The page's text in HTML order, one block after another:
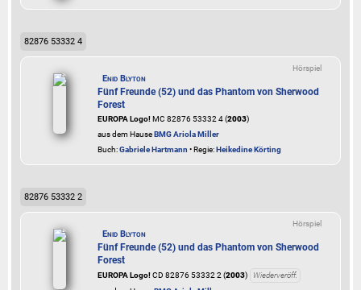
82876 53332 4
Hörspiel
Enid Blyton
Fünf Freunde (52) und das Phantom von Sherwood
Forest
EUROPA Logo!MC 82876 53332 4 (2003)
aus dem HauseBMG Ariola Miller
Buch:Gabriele Hartmann • Regie:Heikedine Körting
82876 53332 2
Hörspiel
Enid Blyton
Fünf Freunde (52) und das Phantom von Sherwood
Forest
EUROPA Logo!CD 82876 53332 2 (2003)
Wiederveröff.